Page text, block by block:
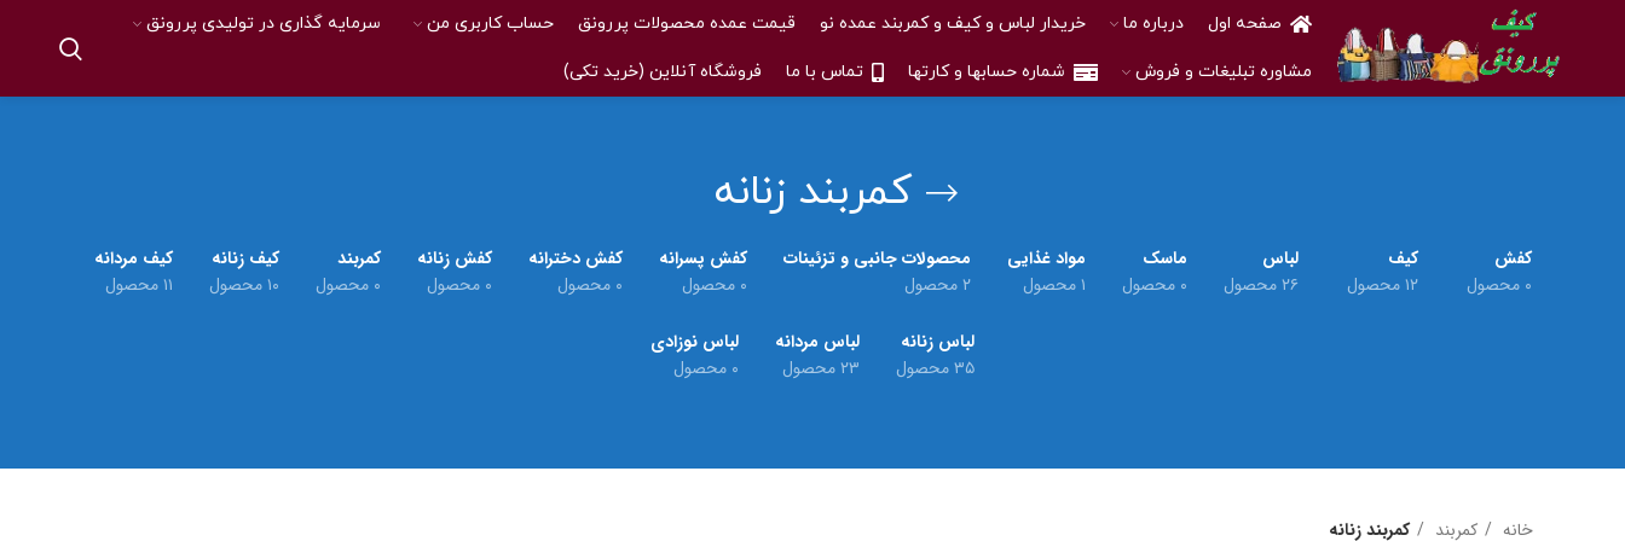
صفحه اول درباره ما خریدار لباس و کیف و کمربند عمده نو قیمت عمده محصولات پررونق حساب کاربری من سرمایه گذاری در تولیدی پررونق
مشاوره تبلیغات و فروش شماره حسابها و کارتها تماس با ما فروشگاه آنلاین (خرید تکی)
کمربند زنانه
کفش
۰ محصول
کیف
۱۲ محصول
لباس
۲۶ محصول
ماسک
۰ محصول
مواد غذایی
۱ محصول
محصولات جانبی و تزئینات
۲ محصول
کفش پسرانه
۰ محصول
کفش دخترانه
۰ محصول
کفش زنانه
۰ محصول
کمربند
۰ محصول
کیف زنانه
۱۰ محصول
کیف مردانه
۱۱ محصول
لباس زنانه
۳۵ محصول
لباس مردانه
۲۳ محصول
لباس نوزادی
۰ محصول
خانه کمربند کمربند زنانه